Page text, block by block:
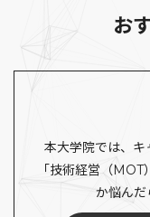
お
本大学院では、
「技術経営（
か悩んだ